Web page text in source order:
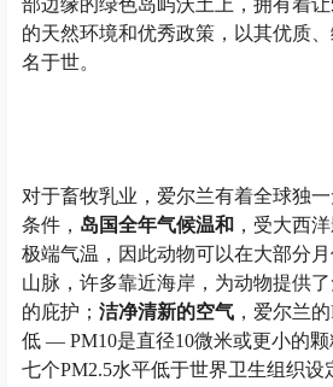
部边缘的绿色岛屿沃土上，拥有着
的天然环境和优秀政策，以其优质
名于世。
对于畜牧乳业，爱尔兰有着全球独
条件， 岛国全年气候温和 ，受大西
极端气温，因此动物可以在大部分
山脉，许多靠近海岸，为动物提供
的庇护； 洁净清新的空气 ，爱尔兰
低 — PM10是直径10微米或更小的
七个PM2.5水平低于世界卫生组织设